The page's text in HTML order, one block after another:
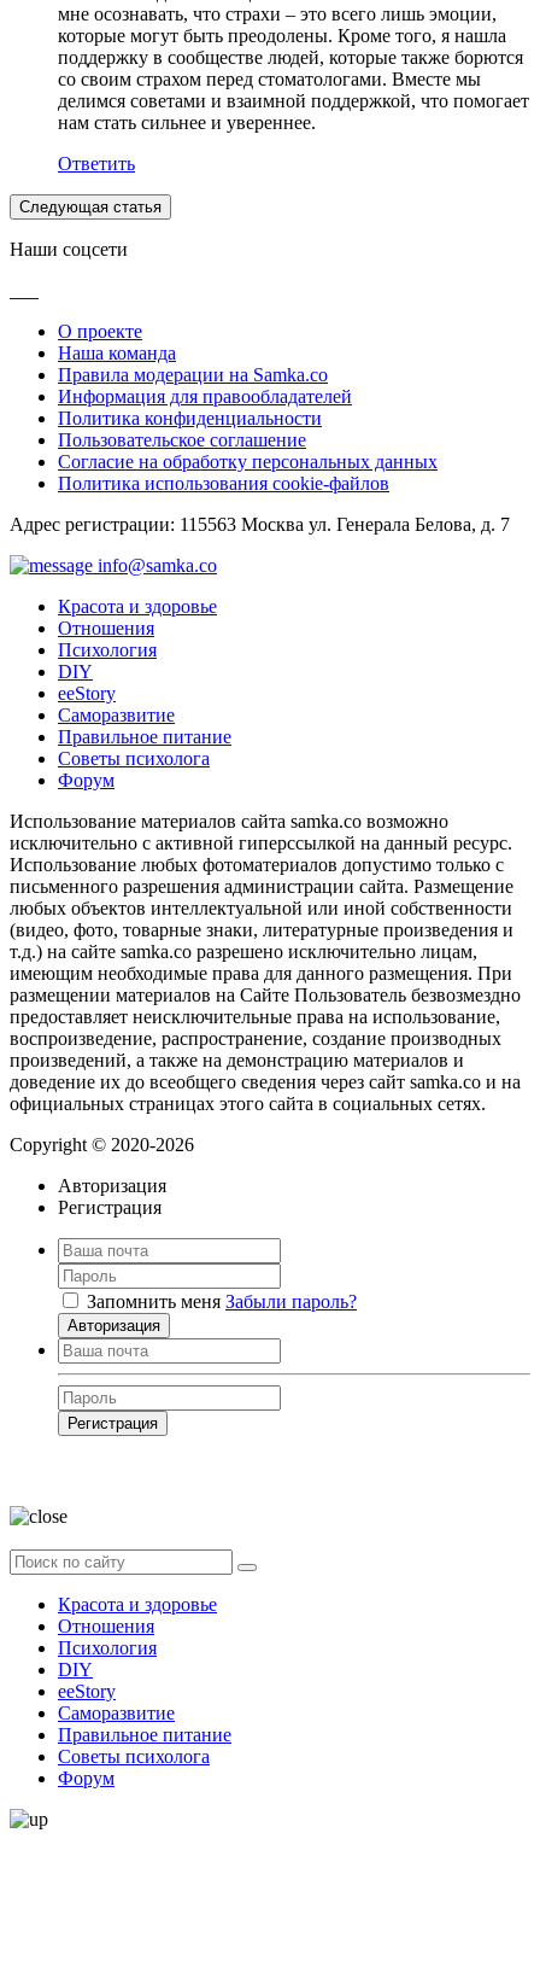
мне осознавать, что страхи – это всего лишь эмоции,
которые могут быть преодолены. Кроме того, я нашла
поддержку в сообществе людей, которые также борются
со своим страхом перед стоматологами. Вместе мы
делимся советами и взаимной поддержкой, что помогает
нам стать сильнее и увереннее.
Ответить
Следующая статья
Наши соцсети
О проекте
Наша команда
Правила модерации на Samka.co
Информация для правообладателей
Политика конфиденциальности
Пользовательское соглашение
Согласие на обработку персональных данных
Политика использования cookie-файлов
Адрес регистрации: 115563 Москва ул. Генерала Белова, д. 7
info@samka.co
Красота и здоровье
Отношения
Психология
DIY
ееStory
Саморазвитие
Правильное питание
Советы психолога
Форум
Использование материалов сайта samka.co возможно
исключительно с активной гиперссылкой на данный ресурс.
Использование любых фотоматериалов допустимо только с
письменного разрешения администрации сайта. Размещение
любых объектов интеллектуальной или иной собственности
(видео, фото, товарные знаки, литературные произведения и
т.д.) на сайте samka.co разрешено исключительно лицам,
имеющим необходимые права для данного размещения. При
размещении материалов на Сайте Пользователь безвозмездно
предоставляет неисключительные права на использование,
воспроизведение, распространение, создание производных
произведений, а также на демонстрацию материалов и
доведение их до всеобщего сведения через сайт samka.co и на
официальных страницах этого сайта в социальных сетях.
Copyright © 2020-2026
Авторизация
Регистрация
Запомнить меня Забыли пароль?
Авторизация
Регистрация
Красота и здоровье
Отношения
Психология
DIY
ееStory
Саморазвитие
Правильное питание
Советы психолога
Форум